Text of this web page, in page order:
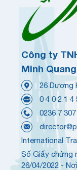
Công ty
Minh Quang
26 Dương
0 4 0 2 1 4
0236 7
International
Số Giấy chứng
26/04/2022 -